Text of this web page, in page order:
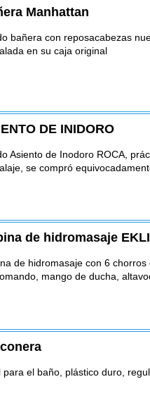
Manhattan
bañera con reposacabezas
en su caja original
DE INIDORO
Asiento de Inodoro ROCA,
se compró
de hidromasaje
de hidromasaje con 6
mango de ducha,
para el baño, plástico duro,